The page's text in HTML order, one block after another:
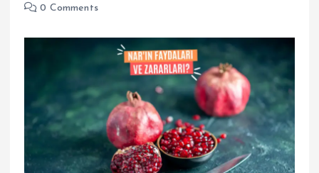
0 Comments